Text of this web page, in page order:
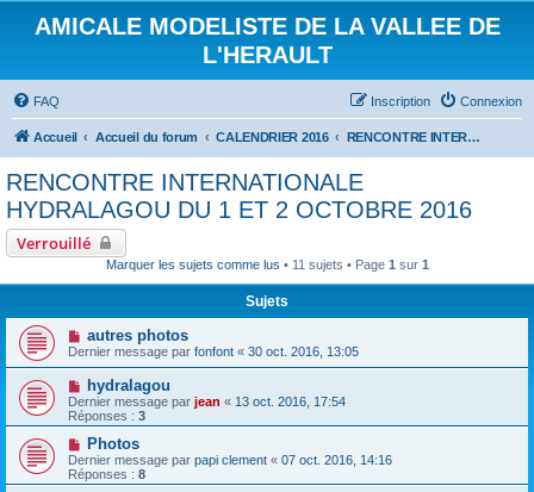
AMICALE MODELISTE DE LA VALLEE DE
L'HERAULT
FAQ Connexion
Inscription
Accueil Accueil du forum CALENDRIER 2016 RENCONTRE INTERNATIONALE HYDRALAGOU DU 1 ET 2 OCTOBRE 2016
RENCONTRE INTERNATIONALE
HYDRALAGOU DU 1 ET 2 OCTOBRE 2016
Verrouillé
Marquer les sujets comme lus • 11 sujets • Page 1 sur 1
Sujets
autres photos
Dernier message par fonfont « 30 oct. 2016, 13:05
hydralagou
Dernier message par jean « 13 oct. 2016, 17:54
Réponses : 3
Photos
Dernier message par papi clement « 07 oct. 2016, 14:16
Réponses : 8